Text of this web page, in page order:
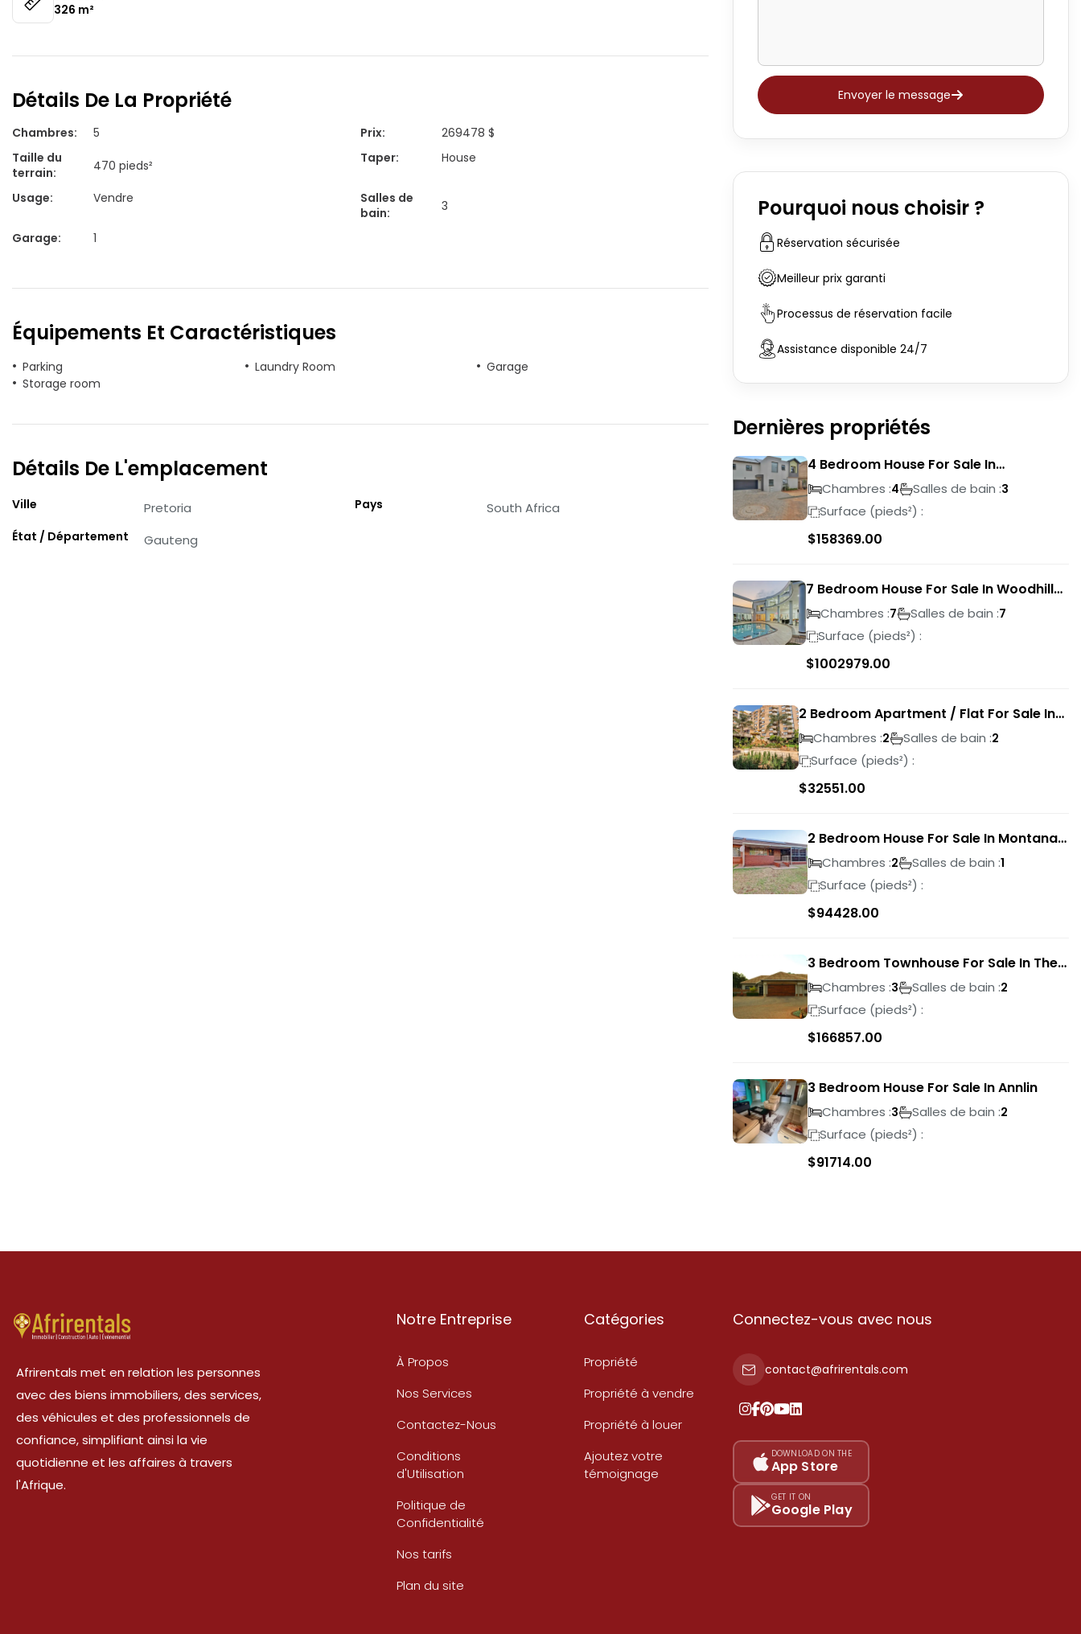
326 m²
Détails De La Propriété
Chambres: 5 Prix:
269478 $
Taille du
terrain: 470 pieds² Taper: House
Usage: Vendre
Salles de
bain: 3
Garage: 1
Équipements Et Caractéristiques
Parking Laundry Room
Garage
Storage room
Détails De L'emplacement
Ville Pretoria
État / Département Gauteng
Pays South Africa
Envoyer le message
Pourquoi nous choisir ?
Réservation sécurisée
Meilleur prix garanti
Processus de réservation facile
Assistance disponible 24/7
Dernières propriétés
4 Bedroom House For Sale In
Magalieskruin
Chambres :4 Salles de bain :3
Surface (pieds²) :
$158369.00
7 Bedroom House For Sale In Woodhill
Golf Estate
Chambres :7 Salles de bain :7
Surface (pieds²) :
$1002979.00
2 Bedroom Apartment / Flat For Sale In
Pretoria Central
Chambres :2 Salles de bain :2
Surface (pieds²) :
$32551.00
2 Bedroom House For Sale In Montana
ParkChambres :2 Salles de bain :1
Surface (pieds²) :
$94428.00
3 Bedroom Townhouse For Sale In The
WildsChambres :3 Salles de bain :2
Surface (pieds²) :
$166857.00
3 Bedroom House For Sale In Annlin
Chambres :3 Salles de bain :2
Surface (pieds²) :
$91714.00
Afrirentals met en relation les personnes
avec des biens immobiliers, des services,
des véhicules et des professionnels de
confiance, simplifiant ainsi la vie
quotidienne et les affaires à travers
l'Afrique.
Notre Entreprise
À Propos
Nos Services
Contactez-Nous
Conditions
d'Utilisation
Politique de
Confidentialité
Nos tarifs
Plan du site
Catégories
Propriété
Propriété à vendre
Propriété à louer
Ajoutez votre
témoignage
Connectez-vous avec nous
contact@afrirentals.com
DOWNLOAD ON THE
App Store
GET IT ON
Google Play